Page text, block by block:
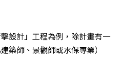
設計」工程為例，除計畫有一
築師、景觀師或水保專業）